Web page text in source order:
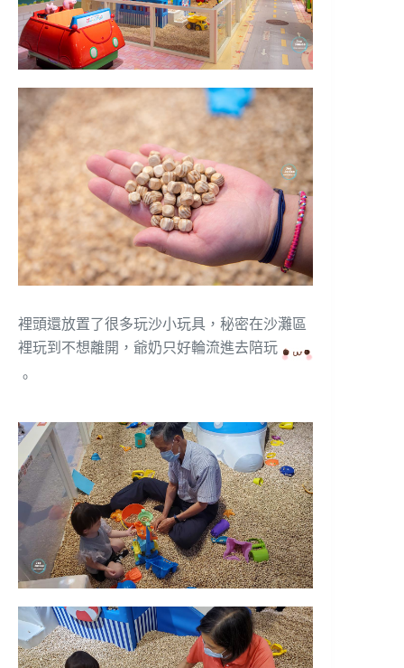
裡頭還放置了很多玩沙小玩具，秘密在沙灘區
裡玩到不想離開，爺奶只好輪流進去陪玩
。